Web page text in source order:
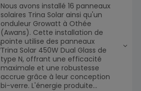
Nous avons installé 16 panneaux
solaires Trina Solar ainsi qu'un
onduleur Growatt à Othée
(Awans). Cette installation de
pointe utilise des panneaux
Trina Solar 450W Dual Glass de
type N, offrant une efficacité
maximale et une robustesse
accrue grâce à leur conception
bi-verre. L'énergie produite...